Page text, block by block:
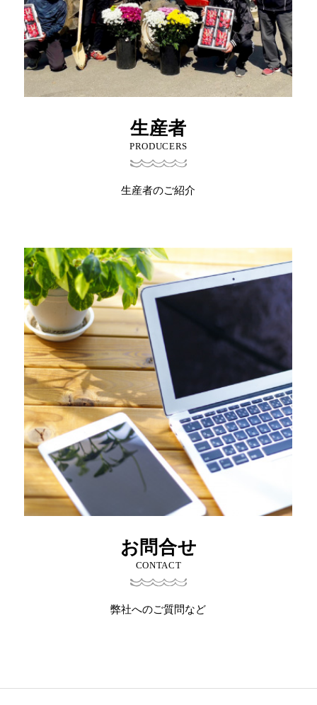
生産者
PRODUCERS
生産者のご紹介
お問合せ
CONTACT
弊社へのご質問など